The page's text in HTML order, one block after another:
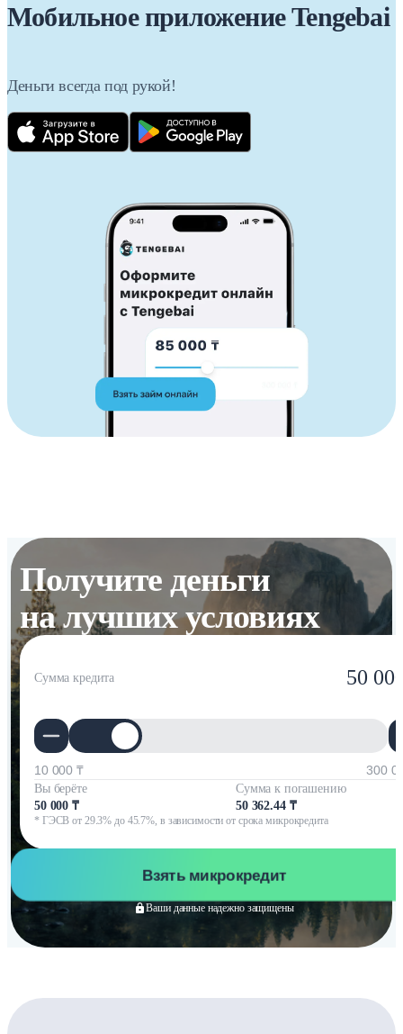
Мобильное приложение Tengebai
Деньги всегда под рукой!
Получите деньги
на лучших условиях
Сумма кредита 50
10 000 ₸ 300
Вы берёте
50 000 ₸
Сумма к погашению
50 362.44 ₸
* ГЭСВ от 29.3% до 45.7%, в зависимости от срока микрокредита
Взять микрокредит
Ваши данные надежно защищены